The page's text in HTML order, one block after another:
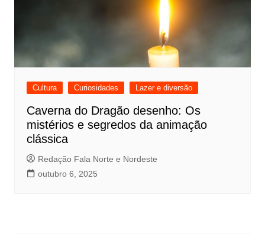
Cultura Curiosidades Lazer e diversão
Caverna do Dragão desenho: Os
mistérios e segredos da animação
clássica
Redação Fala Norte e Nordeste
outubro 6, 2025